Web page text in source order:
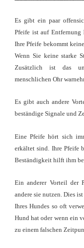
Es gibt ein paar
Pfeife ist auf Entfernung
Ihre Pfeife bekommt
Wenn Sie keine starke
Zusätzlich ist das
menschlichen Ohr
Es gibt auch andere
beständige Signale und
Eine Pfeife hört sich
erkältet sind. Ihre Pfeife
Beständigkeit hilft ihm
Ein anderer Vorteil der
andere sie nutzen. Dies
Ihres Hundes so oft
Hund hat oder wenn ein
zu einem falschen